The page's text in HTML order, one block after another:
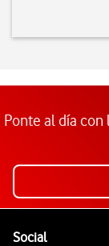
Ponte al día
SocialEnlaces a